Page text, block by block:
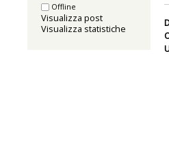
Offline
Visualizza post
Visualizza statistiche